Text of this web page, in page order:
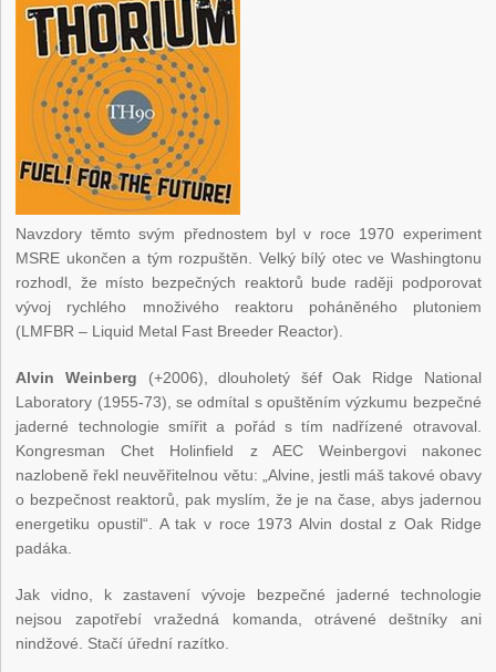
Navzdory těmto svým přednostem byl v roce 1970 experiment
MSRE ukončen a tým rozpuštěn. Velký bílý otec ve Washingtonu
rozhodl, že místo bezpečných reaktorů bude raději podporovat
vývoj rychlého množivého reaktoru poháněného plutoniem
(LMFBR – Liquid Metal Fast Breeder Reactor).
Alvin Weinberg (+2006), dlouholetý šéf Oak Ridge National
Laboratory (1955-73), se odmítal s opuštěním výzkumu bezpečné
jaderné technologie smířit a pořád s tím nadřízené otravoval.
Kongresman Chet Holinfield z AEC Weinbergovi nakonec
nazlobeně řekl neuvěřitelnou větu: „Alvine, jestli máš takové obavy
o bezpečnost reaktorů, pak myslím, že je na čase, abys jadernou
energetiku opustil“. A tak v roce 1973 Alvin dostal z Oak Ridge
padáka.
Jak vidno, k zastavení vývoje bezpečné jaderné technologie
nejsou zapotřebí vražedná komanda, otrávené deštníky ani
nindžové. Stačí úřední razítko.